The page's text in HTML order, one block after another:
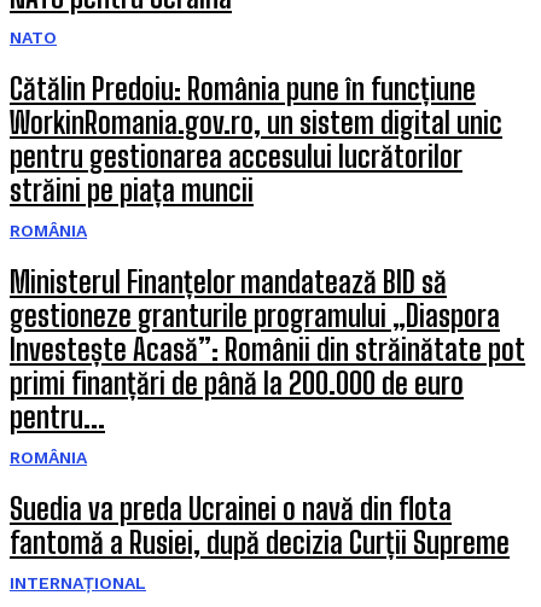
NATO
Cătălin Predoiu: România pune în funcțiune
WorkinRomania.gov.ro, un sistem digital unic
pentru gestionarea accesului lucrătorilor
străini pe piața muncii
ROMÂNIA
Ministerul Finanțelor mandatează BID să
gestioneze granturile programului „Diaspora
Investește Acasă”: Românii din străinătate pot
primi finanțări de până la 200.000 de euro
pentru...
ROMÂNIA
Suedia va preda Ucrainei o navă din flota
fantomă a Rusiei, după decizia Curții Supreme
INTERNAȚIONAL